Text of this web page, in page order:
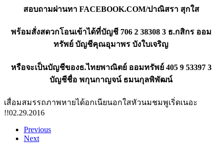
สอบถามผ่านทา FACEBOOK.COM/ปาณิสรา สุกใส
พร้อมสั่งสดวกโอนเข้าได้ที่บัญชี 706 2 38308 3 ธ.กสิกร ออม
ทรัพย์ บัญชีคุณอุมาพร บังใบเจริญ
หรือจะเป็นบัญชีของธ.ไทยพาณิตย์ ออมทรัพย์ 405 9 53397 3
บัญชีชื่อ พกุนกาญจน์ ธมนกุลพิพัฒน์
เสื่อมสมรรถภาพหายได้อกเนียนอกใสหัวนมชมพูเริ่ดเนอะ
!!02.29.2016
Previous
Next